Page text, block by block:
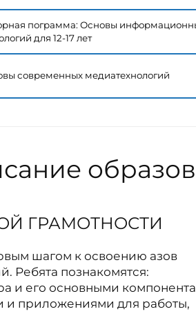
пограмма: Основы
для 12-17 лет
современных медиатехнологий
ГРАМОТНОСТИ
шагом к освоению азов
Ребята познакомятся:
и его основными
и приложениями для работы,